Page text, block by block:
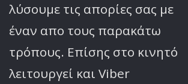
λύσουμε τις απορίες σας με
έναν απο τους παρακάτω
τρόπους. Επίσης στο κινητό
λειτoυργεί και Viber